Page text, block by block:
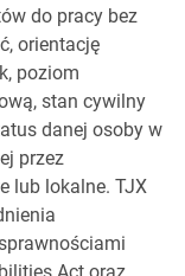
do pracy bez
orientację
poziom
stan cywilny
danej osoby w
przez
lub lokalne. TJX
Act oraz